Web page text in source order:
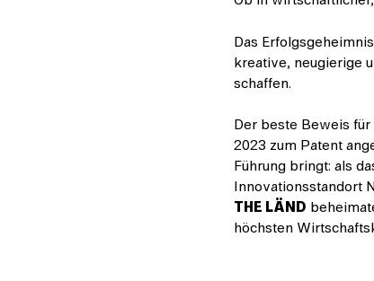
Das
kreative, neugierige
schaffen.
Der beste Beweis für
2023 zum Patent
Führung bringt: als
Innovationsstandort
THE LÄND
höchsten